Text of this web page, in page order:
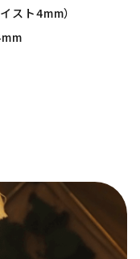
スト4mm）